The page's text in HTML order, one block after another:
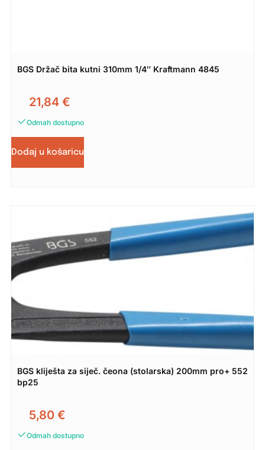
BGS Držač bita kutni 310mm 1/4″ Kraftmann 4845
21,84 €
Odmah dostupno
Dodaj u košaricu
BGS kliješta za siječ. čeona (stolarska) 200mm pro+ 552
bp25
5,80 €
Odmah dostupno